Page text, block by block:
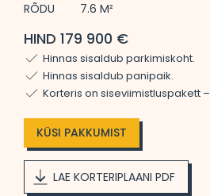
RÕDU
7.6 M²
HIND 179 900 €
Hinnas sisaldub parkimiskoht.
Hinnas sisaldub panipaik.
Korteris on siseviimistluspakett –
KÜSI PAKKUMIST
LAE KORTERIPLAANI PDF